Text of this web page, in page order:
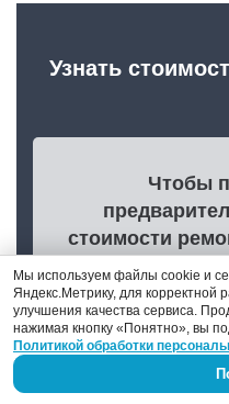
Узнать
Чтобы
стоимости
напишите
позвоните по
425
Перед
Мы используем файлы cookie и
Яндекс.Метрику, для корректной
улучшения качества сервиса.
нажимая кнопку «Понятно», вы
Политикой обработки